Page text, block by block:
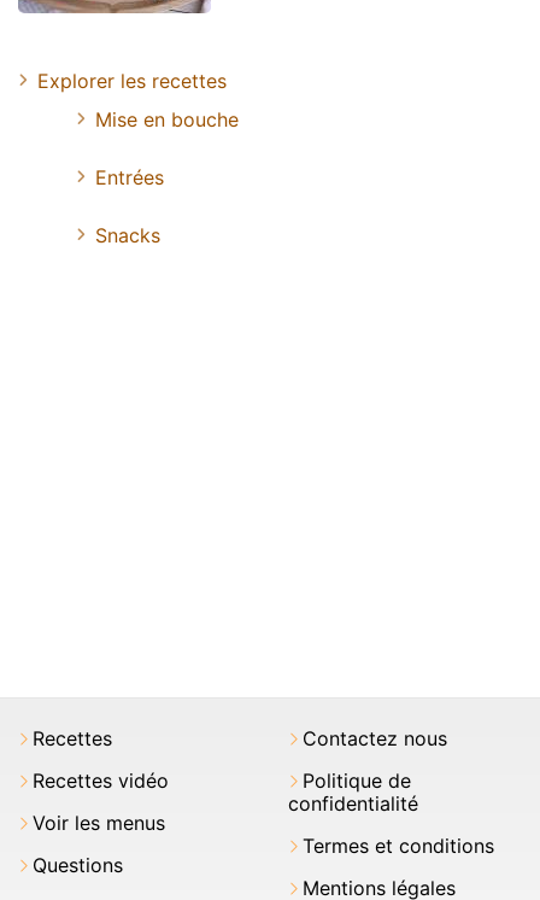
Explorer les recettes
Mise en bouche
Entrées
Snacks
Recettes
Recettes vidéo
Voir les menus
Questions
Contactez nous
Politique de
confidentialité
Termes et conditions
Mentions légales